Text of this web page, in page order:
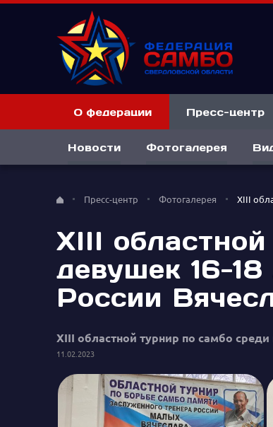
О федерации Пресс-центр
Новости Фотогалерея
Пресс-центр Фотогалерея XIII
XIII
девушек 16-
России
XIII областной турнир по самбо
11.02.2023